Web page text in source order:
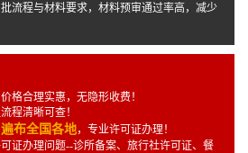
流程与材料要求，材料预审通过率高，减少
格合理实惠，无隐形收费！
程清晰可查！
布全国各地，专业许可证办理！
证办理问题--诊所备案、旅行社许可证、餐